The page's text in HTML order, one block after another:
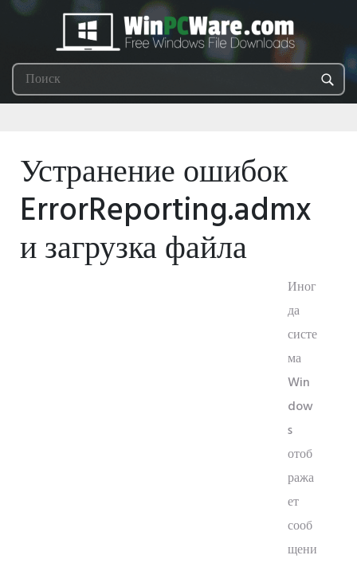
Устранение ошибок
ErrorReporting.admx
и загрузка файла
Иног
да
систе
ма
Win
dow
s
отоб
ража
ет
сооб
щени